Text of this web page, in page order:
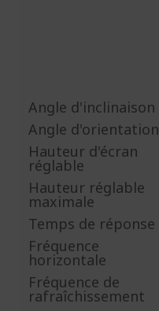
Angle d'inclinaison
Angle d'orientation
Hauteur d'écran
réglable
Hauteur réglable
maximale
Temps de réponse
Fréquence
horizontale
Fréquence de
rafraîchissement